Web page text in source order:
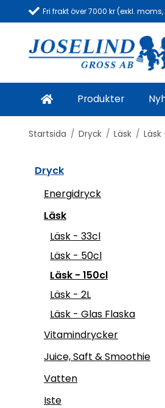
Fri frakt över 7000 kr (exkl.
Produkter
Startsida / Dryck / Läsk / Läsk
Dryck
Energidryck
Läsk
Läsk - 33cl
Läsk - 50cl
Läsk - 150cl
Läsk - 2L
Läsk - Glas Flaska
Vitamindrycker
Juice, Saft & Smoothie
Vatten
Iste